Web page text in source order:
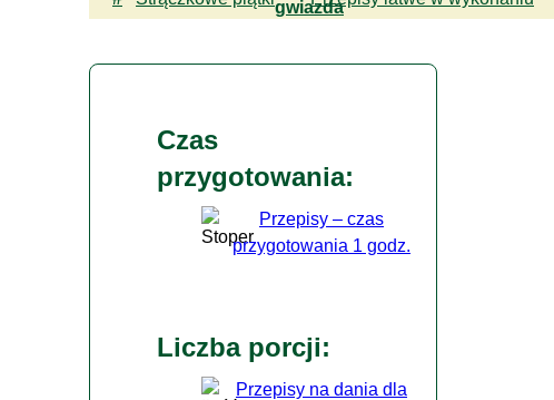
Czas
przygotowania:
Przepisy – czas
przygotowania 1 godz.
Liczba porcji:
Przepisy na dania dla